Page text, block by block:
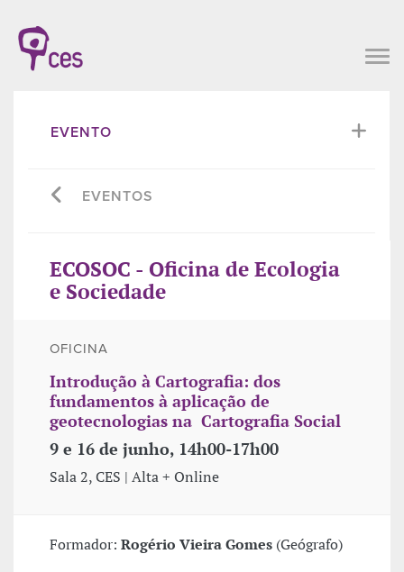
EVENTO
EVENTOS
ECOSOC - Oficina de Ecologia
e Sociedade
OFICINA
Introdução à Cartografia: dos
fundamentos à aplicação de
geotecnologias na Cartografia Social
9 e 16 de junho, 14h00-17h00
Sala 2, CES | Alta + Online
Formador: Rogério Vieira Gomes (Geógrafo)